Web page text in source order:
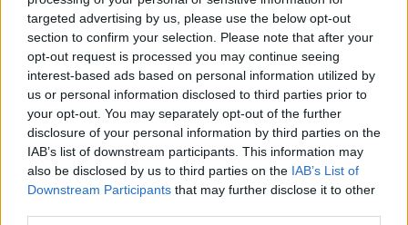
targeted advertising by us, please use the below opt-out
section to confirm your selection. Please note that after your
opt-out request is processed you may continue seeing
interest-based ads based on personal information utilized by
us or personal information disclosed to third parties prior to
your opt-out. You may separately opt-out of the further
disclosure of your personal information by third parties on the
IAB’s list of downstream participants. This information may
also be disclosed by us to third parties on the IAB’s List of
Downstream Participants that may further disclose it to other
Politik: USA
16 tim sedan
1 146 visningar • 6 läsare • 21 svar
Skvaller om Stuart Ward
Kändisskvaller
16 tim sedan
299 visningar • 0 läsare • 4 svar
Jag förstår inte krigsförbrytelser och hur det kan finnas regler i
krig!
Politik: utrikes
16 tim sedan
4 762 visningar • 12 läsare • 52 svar